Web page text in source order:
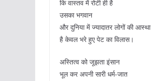
कि वास्तव में रोटी ही है
उसका भगवान
और दुनिया में ज्यादातर लोगों की आस्था
है केवल भरे हुए पेट का विलास।
अस्तित्व को जूझता इंसान
भूल कर अपनी सारी धर्म-जात